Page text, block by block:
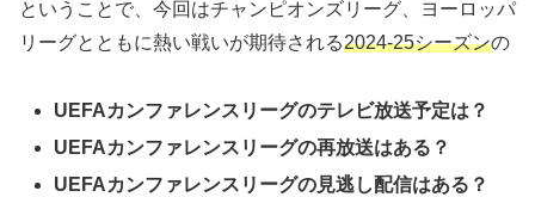
ということで、今回はチャンピオンズリーグ、ヨーロッパ
リーグとともに熱い戦いが期待される2024-25シーズンの
UEFAカンファレンスリーグのテレビ放送予定は？
UEFAカンファレンスリーグの再放送はある？
UEFAカンファレンスリーグの見逃し配信はある？